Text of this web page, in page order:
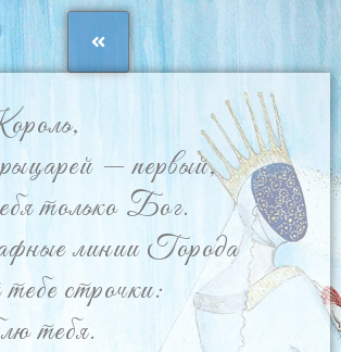
— первый,
только Бог.
линии Города
строчки:
тебя.